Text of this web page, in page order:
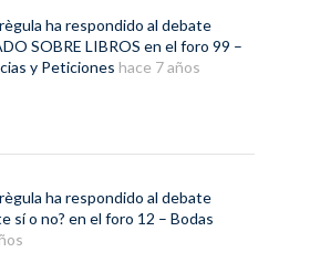
ha respondido al debate
SOBRE LIBROS en el foro 99 –
y Peticiones hace 7 años
ha respondido al debate
sí o no? en el foro 12 – Bodas